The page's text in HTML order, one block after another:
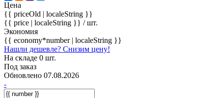
Цена
{{ priceOld | localeString }}
{{ price | localeString }} / шт.
Экономия
{{ economy*number | localeString }}
Нашли дешевле? Снизим цену!
На складе 0 шт.
Под заказ
Обновлено 07.08.2026
-